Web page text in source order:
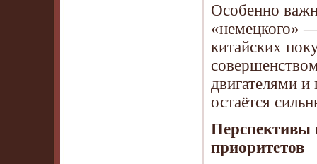
Особенно
«немецкого»
китайских
двигателями
остаётся
Перспективы
приоритетов